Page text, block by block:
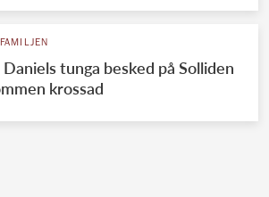
Daniels tunga besked på Solliden
krossad